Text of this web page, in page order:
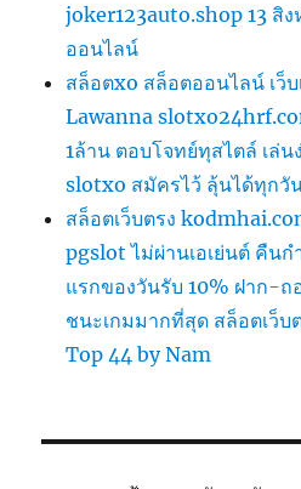
joker123auto.shop 13 สิ
ออนไลน์
สล็อตxo สล็อตออนไลน์ เว็
Lawanna
1ล้าน ตอบโจทย์ทุสไตล์ เล่น
slotxo สมัครไว้ ลุ้นได้ทุกวั
สล็อตเว็บตรง
pgslot ไม่ผ่านเอเย่นต์ คืนก
แรกของวันรับ 10% ฝาก-ถ
ชนะเกมมากที่สุด สล็อตเว็บ
Top 44 by Nam